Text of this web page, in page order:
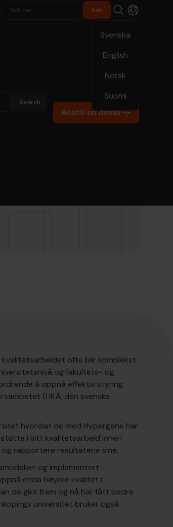
Svenska
English
Norsk
Suomi
Bestill en demo
ofte blir komplekst.
og fakultets- og
å oppnå effektiv styring
(UKÄ, den svenske
hvordan de med Hypergene har
i sitt kvalitetsarbeid innen
rapportere resultatene sine.
og implementert
enda høyere kvalitet i
de gikk frem og nå har fått bedre
universitet bruker også